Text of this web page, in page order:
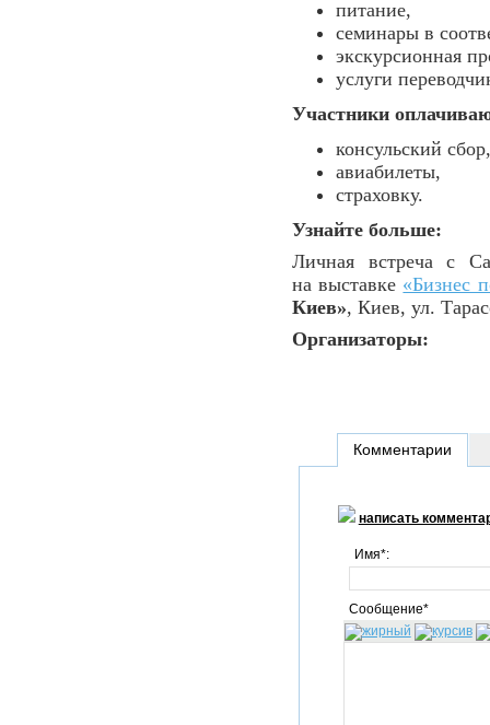
питание,
семинары в
экскурсионная
услуги
Участники
консульский сбор,
авиабилеты,
страховку.
Узнайте больше:
Личная встреча с
на выставке «Бизнес
Киев», Киев, ул.
Организаторы:
Комментарии
написать
Имя*:
Сообщение*